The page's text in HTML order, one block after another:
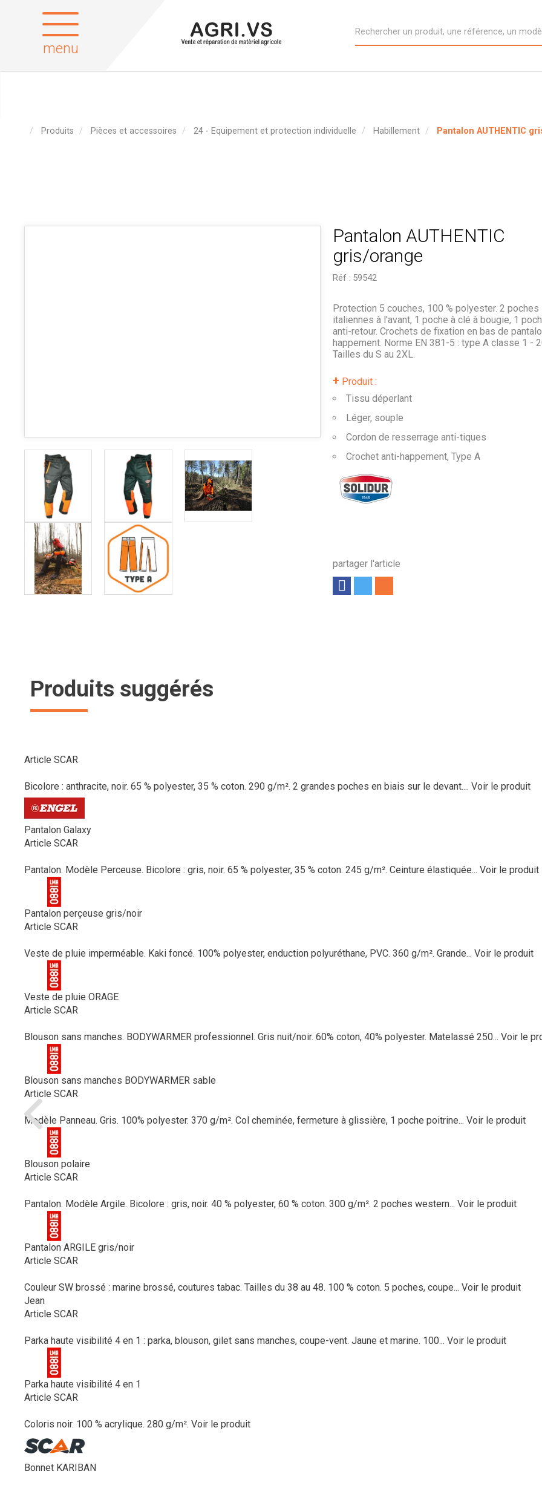
menu
Produits Pièces et accessoires 24 - Equipement et protection individuelle Habillement Pantalon AUTHENTIC
Pantalon AUTHENTIC
gris/orange
Réf : 59542
+ Produit :
Tissu déperlant
Léger, souple
Cordon de resserrage anti-tiques
Crochet anti-happement, Type A
partager l'article
Protection 5 couches, 100 % polyester. 2 poches
italiennes à l'avant, 1 poche à clé à bougie, 1
anti-retour. Crochets de fixation en bas de
happement. Norme EN 381-5 : type A classe 1 -
Tailles du S au 2XL.
Produits suggérés
Article SCAR
Bicolore : anthracite, noir. 65 % polyester, 35 % coton. 290 g/m². 2 grandes poches en biais sur le devant.... Voir le produit
Pantalon Galaxy
Article SCAR
Pantalon. Modèle Perceuse. Bicolore : gris, noir. 65 % polyester, 35 % coton. 245 g/m². Ceinture élastiquée... Voir le produit
Pantalon perçeuse gris/noir
Article SCAR
Veste de pluie imperméable. Kaki foncé. 100% polyester, enduction polyuréthane, PVC. 360 g/m². Grande... Voir le produit
Veste de pluie ORAGE
Article SCAR
Blouson sans manches. BODYWARMER professionnel. Gris nuit/noir. 60% coton, 40% polyester. Matelassé 250... Voir le
Blouson sans manches BODYWARMER sable
Article SCAR
Modèle Panneau. Gris. 100% polyester. 370 g/m². Col cheminée, fermeture à glissière, 1 poche poitrine... Voir le produit
Blouson polaire
Article SCAR
Pantalon. Modèle Argile. Bicolore : gris, noir. 40 % polyester, 60 % coton. 300 g/m². 2 poches western... Voir le produit
Pantalon ARGILE gris/noir
Article SCAR
Couleur SW brossé : marine brossé, coutures tabac. Tailles du 38 au 48. 100 % coton. 5 poches, coupe... Voir le produit
Jean
Article SCAR
Parka haute visibilité 4 en 1 : parka, blouson, gilet sans manches, coupe-vent. Jaune et marine. 100... Voir le produit
Parka haute visibilité 4 en 1
Article SCAR
Coloris noir. 100 % acrylique. 280 g/m². Voir le produit
Bonnet KARIBAN